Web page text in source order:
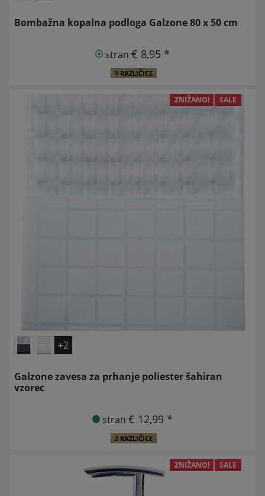
Bombažna kopalna podloga Galzone 80 x 50 cm
stran€ 8,95 *
1 RAZLIČICE
ZNIŽANO! SALE
+2
Galzone zavesa za prhanje poliester šahiran
vzorec
stran€ 12,99 *
2 RAZLIČICE
ZNIŽANO! SALE